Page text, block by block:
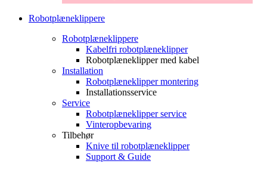
Robotplæneklippere
Robotplæneklippere
Kabelfri robotplæneklipper
Robotplæneklipper med kabel
Installation
Robotplæneklipper montering
Installationsservice
Service
Robotplæneklipper service
Vinteropbevaring
Tilbehør
Knive til robotplæneklipper
Support & Guide